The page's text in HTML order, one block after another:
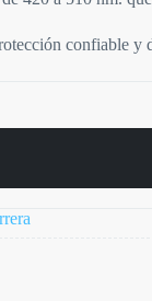
confiable y